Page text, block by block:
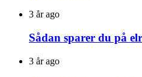
3 år ago
Sådan sparer du på
3 år ago